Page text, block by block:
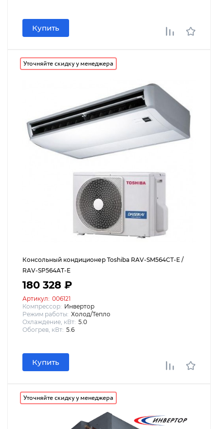
Купить
Уточняйте скидку у менеджера
Консольный кондиционер Toshiba RAV-SM564CT-E /
RAV-SP564AT-E
180 328 ₽
Артикул: 006121
Компрессор: Инвертор
Режим работы: Холод/Тепло
Охлаждение, кВт: 5.0
Обогрев, кВт: 5.6
Купить
Уточняйте скидку у менеджера